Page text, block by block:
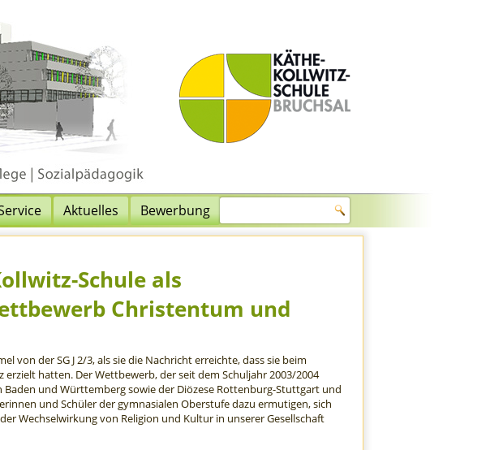
Aktuelles Bewerbung
Schule als
Christentum und
von der SG J 2/3, als sie die Nachricht erreichte, dass sie beim
hatten. Der Wettbewerb, der seit dem Schuljahr 2003/2004
und Württemberg sowie der Diözese Rottenburg-Stuttgart und
und Schüler der gymnasialen Oberstufe dazu ermutigen, sich
Wechselwirkung von Religion und Kultur in unserer Gesellschaft